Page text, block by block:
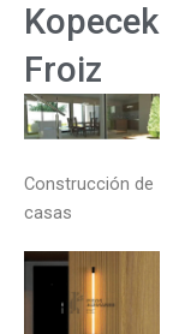
Kopecek
Froiz
Construcción de
casas